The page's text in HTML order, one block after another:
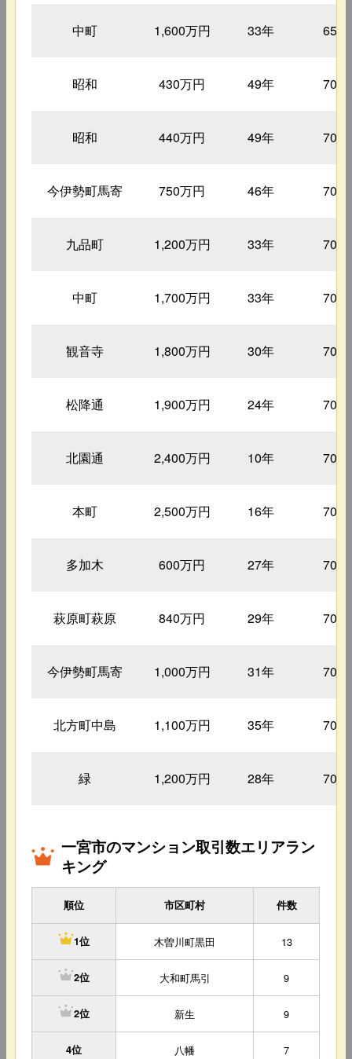
中町 1,600万円 33年 65㎡
昭和 430万円 49年 70㎡
昭和 440万円 49年 70㎡
今伊勢町馬寄 750万円 46年 70㎡
九品町 1,200万円 33年 70㎡
中町 1,700万円 33年 70㎡
観音寺 1,800万円 30年 70㎡
松降通 1,900万円 24年 70㎡
北園通 2,400万円 10年 70㎡
本町 2,500万円 16年 70㎡
多加木 600万円 27年 70㎡
萩原町萩原 840万円 29年 70㎡
今伊勢町馬寄 1,000万円 31年 70㎡
北方町中島 1,100万円 35年 70㎡
緑 1,200万円 28年 70㎡
一宮市のマンション取引数エリアラン
キング
順位 市区町村 件数
1位 木曽川町黒田 13
2位 大和町馬引 9
2位 新生 9
4位 八幡 7